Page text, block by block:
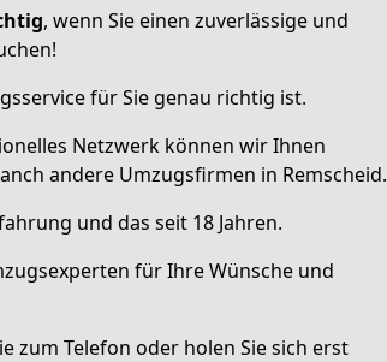
, wenn Sie einen zuverlässige und
für Sie genau richtig ist.
Netzwerk können wir Ihnen
andere Umzugsfirmen in Remscheid.
und das seit 18 Jahren.
für Ihre Wünsche und
zum Telefon oder holen Sie sich erst